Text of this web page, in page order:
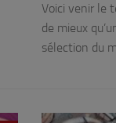
Voici venir le
de mieux
sélection du